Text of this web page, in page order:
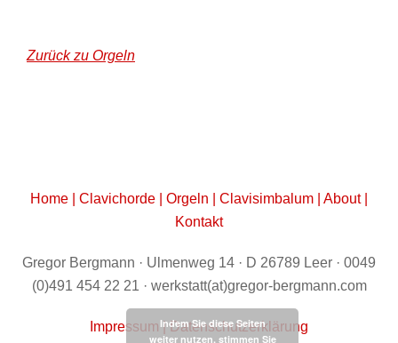
Zurück zu Orgeln
Home Clavichorde Orgeln Clavisimbalum About|
Kontakt
Gregor Bergmann · Ulmenweg 14 · D 26789 Leer · 0049
(0)491 454 22 21 · werkstatt(at)gregor-bergmann.com
Impressum|Datenschutzerklärung
Indem Sie diese Seiten
weiter nutzen, stimmen Sie